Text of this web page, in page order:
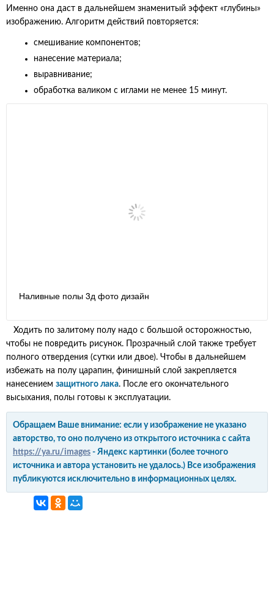
Именно она даст в дальнейшем знаменитый эффект «глубины»
изображению. Алгоритм действий повторяется:
смешивание компонентов;
нанесение материала;
выравнивание;
обработка валиком с иглами не менее 15 минут.
Наливные полы 3д фото дизайн
Ходить по залитому полу надо с большой осторожностью,
чтобы не повредить рисунок. Прозрачный слой также требует
полного отвердения (сутки или двое). Чтобы в дальнейшем
избежать на полу царапин, финишный слой закрепляется
нанесением защитного лака. После его окончательного
высыхания, полы готовы к эксплуатации.
Обращаем Ваше внимание: если у изображение не указано
авторство, то оно получено из открытого источника с сайта
https://ya.ru/images - Яндекс картинки (более точного
источника и автора установить не удалось.) Все изображения
публикуются исключительно в информационных целях.